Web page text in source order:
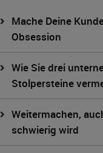
Mache Deine
Obsession
Wie Sie drei
Stolpersteine
Weitermachen,
schwierig wird